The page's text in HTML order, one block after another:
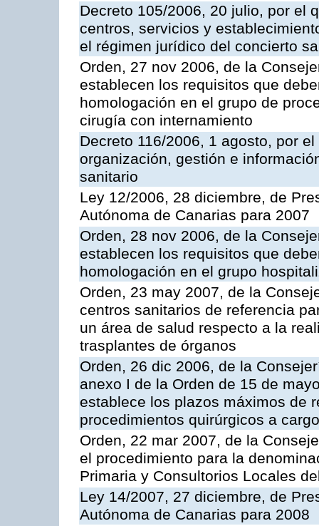
Decreto 105/2006, 20 julio, por el
centros, servicios y
el régimen jurídico del concierto
Orden, 27 nov 2006, de la
establecen los requisitos que
homologación en el grupo de
cirugía con internamiento
Decreto 116/2006, 1 agosto, por
organización, gestión e
sanitario
Ley 12/2006, 28 diciembre, de
Autónoma de Canarias para 2007
Orden, 28 nov 2006, de la
establecen los requisitos que
homologación en el grupo
Orden, 23 may 2007, de la
centros sanitarios de referencia
un área de salud respecto a la
trasplantes de órganos
Orden, 26 dic 2006, de la
anexo I de la Orden de 15 de
establece los plazos máximos de
procedimientos quirúrgicos a
Orden, 22 mar 2007, de la
el procedimiento para la
Primaria y Consultorios Locales
Ley 14/2007, 27 diciembre, de
Autónoma de Canarias para 2008